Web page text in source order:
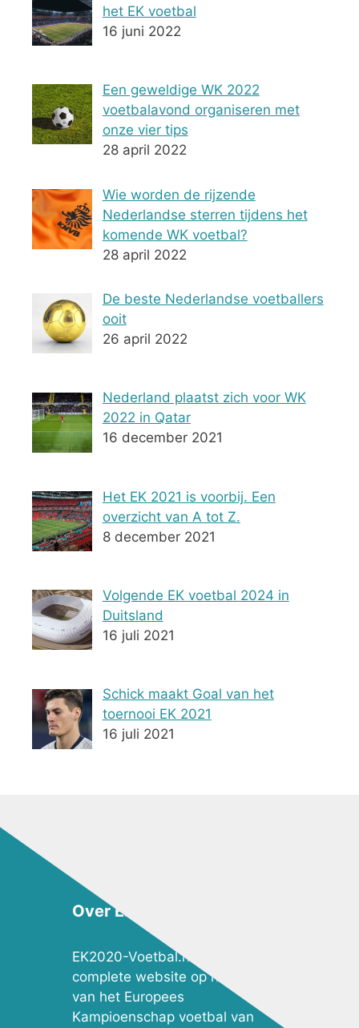
het EK voetbal
16 juni 2022
Een geweldige WK 2022
voetbalavond organiseren met
onze vier tips
28 april 2022
Wie worden de rijzende
Nederlandse sterren tijdens het
komende WK voetbal?
28 april 2022
De beste Nederlandse voetballers
ooit
26 april 2022
Nederland plaatst zich voor WK
2022 in Qatar
16 december 2021
Het EK 2021 is voorbij. Een
overzicht van A tot Z.
8 december 2021
Volgende EK voetbal 2024 in
Duitsland
16 juli 2021
Schick maakt Goal van het
toernooi EK 2021
16 juli 2021
Over EK2020-Voetbal.nl
EK2020-Voetbal.nl is de meest
complete website op het gebied
van het Europees
Kampioenschap voetbal van